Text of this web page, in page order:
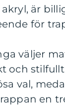
akryl, är
för
väljer
och
val,
en